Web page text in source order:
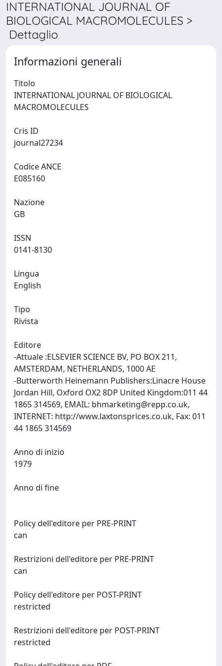
INTERNATIONAL JOURNAL OF
BIOLOGICAL MACROMOLECULES >
Dettaglio
Informazioni generali
Titolo
INTERNATIONAL JOURNAL OF BIOLOGICAL
Cris ID
Codice ANCE
Nazione
ISSN
Lingua
Tipo
Rivista
Editore
-Attuale :ELSEVIER SCIENCE BV, PO BOX 211,
AMSTERDAM, NETHERLANDS, 1000 AE
-Butterworth Heinemann Publishers:Linacre House
Jordan Hill, Oxford OX2 8DP United Kingdom:011 44
1865 314569, EMAIL: bhmarketing@repp.co.uk,
INTERNET: http://www.laxtonsprices.co.uk, Fax: 011
Anno di inizio
Anno di fine
Policy dell'editore per PRE-PRINT
Restrizioni dell'editore per PRE-PRINT
Policy dell'editore per POST-PRINT
Restrizioni dell'editore per POST-PRINT